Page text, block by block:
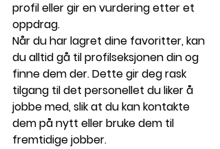
profil eller gir en vurdering etter et
oppdrag.
Når du har lagret dine favoritter, kan
du alltid gå til profilseksjonen din og
finne dem der. Dette gir deg rask
tilgang til det personellet du liker å
jobbe med, slik at du kan kontakte
dem på nytt eller bruke dem til
fremtidige jobber.